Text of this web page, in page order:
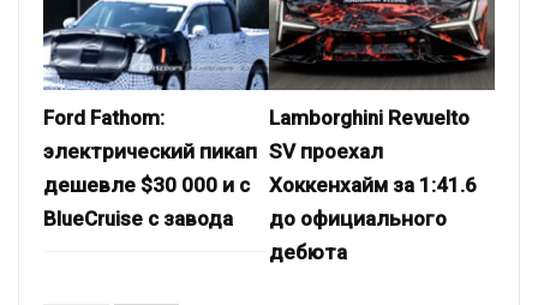
Ford Fathom:
электрический пикап
дешевле $30 000 и с
BlueCruise с завода
Lamborghini Revuelto
SV проехал
Хоккенхайм за 1:41.6
до официального
дебюта